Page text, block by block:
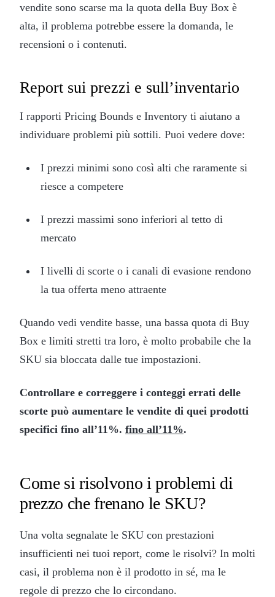
vendite sono scarse ma la quota della Buy Box è
alta, il problema potrebbe essere la domanda, le
recensioni o i contenuti.
Report sui prezzi e sull’inventario
I rapporti Pricing Bounds e Inventory ti aiutano a
individuare problemi più sottili. Puoi vedere dove:
I prezzi minimi sono così alti che raramente si
riesce a competere
I prezzi massimi sono inferiori al tetto di
mercato
I livelli di scorte o i canali di evasione rendono
la tua offerta meno attraente
Quando vedi vendite basse, una bassa quota di Buy
Box e limiti stretti tra loro, è molto probabile che la
SKU sia bloccata dalle tue impostazioni.
Controllare e correggere i conteggi errati delle
scorte può aumentare le vendite di quei prodotti
specifici fino all’11%. fino all’11%.
Come si risolvono i problemi di
prezzo che frenano le SKU?
Una volta segnalate le SKU con prestazioni
insufficienti nei tuoi report, come le risolvi? In molti
casi, il problema non è il prodotto in sé, ma le
regole di prezzo che lo circondano.